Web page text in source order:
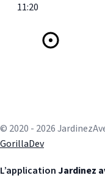
11:20
© 2020 - 2026
GorillaDev
L’application Jardinez